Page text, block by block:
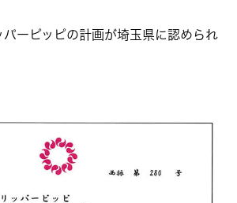
ーピッピの計画が埼玉県に認められ